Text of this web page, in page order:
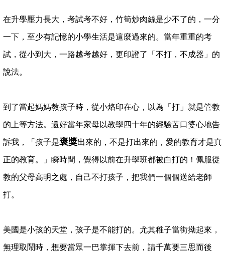
在升學壓力長大，考試考不好，竹筍炒肉絲是少不了的，一分
一下，至少有記憶的小學生活是這麼過來的。當年重重的考
試，從小到大，一路越考越好，更印證了「不打，不成器」的
說法。
到了當起媽媽教孩子時，從小烙印在心，以為「打」就是管教
的上等方法。還好當年家母以教學四十年的經驗苦口婆心地告
訴我，「孩子是褒獎出來的，不是打出來的，愛的教育才是真
正的教育。」瞬時間，覺得以前在升學班都被白打的！佩服從
教的父母高明之處，自己不打孩子，把我們一個個送給老師
打。
美國是小孩的天堂，孩子是不能打的。尤其稚子當街拗起來，
無理取鬧時，想要當眾一巴掌揮下去前，請千萬要三思而後